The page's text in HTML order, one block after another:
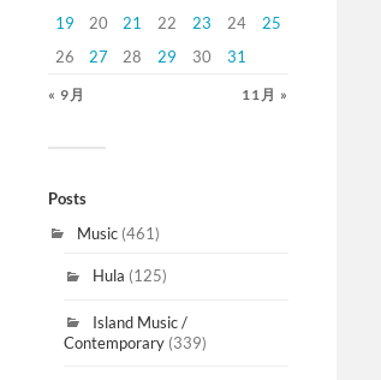
19
20 21 22 23 24
25
26
27 28 29 30 31
« 9月 11月 »
Posts
Music (461)
Hula (125)
Island Music /
Contemporary(339)